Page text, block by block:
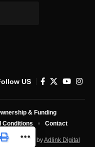
US
Developed byAdlink Digital
& Funding
Conditions Contact